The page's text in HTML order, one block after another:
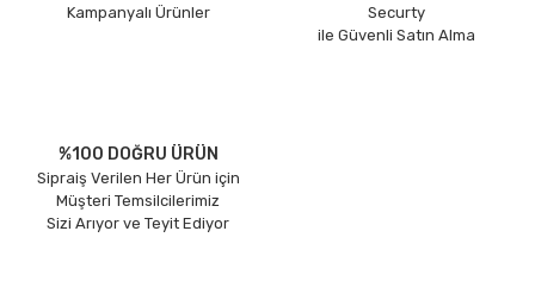
Kampanyalı Ürünler
Securty
ile Güvenli Satın Alma
%100 DOĞRU ÜRÜN
Sipraiş Verilen Her Ürün için
Müşteri Temsilcilerimiz
Sizi Arıyor ve Teyit Ediyor